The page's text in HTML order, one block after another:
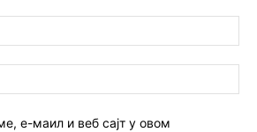
е-маил и веб сајт у овом